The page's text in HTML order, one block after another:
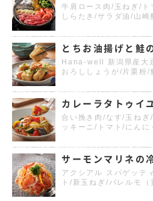
牛肩ロース肉/玉ねぎ/
しらたき/サラダ油/山
とちお油揚げと鮭
Hana-well 新潟県産大
おろししょうが/片栗粉/
カレーラタトゥイ
合い挽き肉/なす/玉ね
ッキーニ/トマト/にん
サーモンマリネの
アクシアル スパゲッテ
ト/新玉ねぎ/パレルモ